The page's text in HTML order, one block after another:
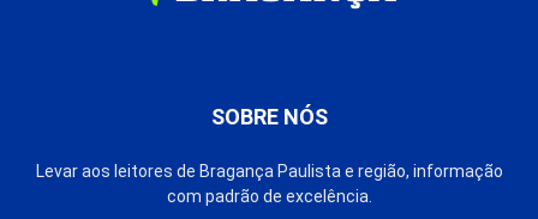
SOBRE NÓS
Levar aos leitores de Bragança Paulista e região, informação
com padrão de excelência.